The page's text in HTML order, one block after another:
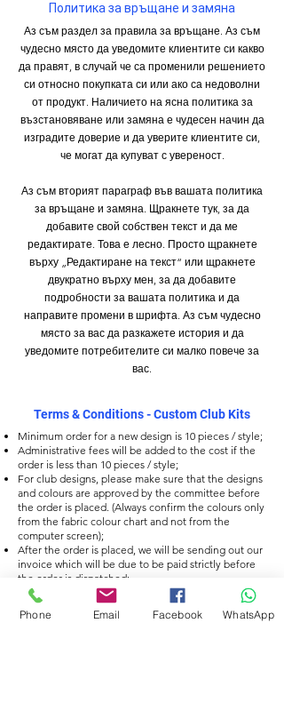
Политика за връщане и замяна
Аз съм раздел за правила за връщане. Аз съм
чудесно място да уведомите клиентите си какво
да правят, в случай че са променили решението
си относно покупката си или ако са недоволни
от продукт. Наличието на ясна политика за
възстановяване или замяна е чудесен начин да
изградите доверие и да уверите клиентите си,
че могат да купуват с увереност.
Аз съм вторият параграф във вашата политика
за връщане и замяна. Щракнете тук, за да
добавите свой собствен текст и да ме
редактирате. Това е лесно. Просто щракнете
върху „Редактиране на текст“ или щракнете
двукратно върху мен, за да добавите
подробности за вашата политика и да
направите промени в шрифта. Аз съм чудесно
място за вас да разкажете история и да
уведомите потребителите си малко повече за
вас.
Terms & Conditions - Custom Club Kits
Minimum order for a new design is 10 pieces / style;
Administrative fees will be added to the cost if the
order is less than 10 pieces / style;
For club designs, please make sure that the designs
and colours are approved by the committee before
the order is placed. (Always confirm the colours only
from the fabric colour chart and not from the
computer screen);
After the order is placed, we will be sending out our
invoice which will be due to be paid strictly before
the order is dispatched;
It takes only 3 - 4 weeks to receive your order after
the order is placed (depending of the type of
delivery needed: DHL Express or Economy);
Phone Email Facebook WhatsApp